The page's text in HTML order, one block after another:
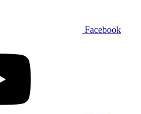
Facebook